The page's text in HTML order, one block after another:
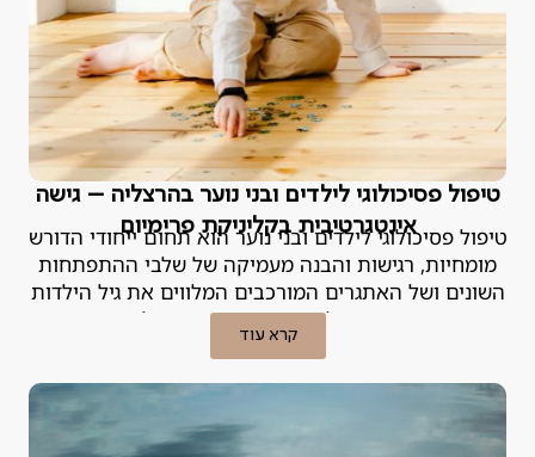
טיפול פסיכולוגי לילדים ובני נוער בהרצליה – גישה
אינטגרטיבית בקליניקת פרימיום
טיפול פסיכולוגי לילדים ובני נוער הוא תחום ייחודי הדורש
מומחיות, רגישות והבנה מעמיקה של שלבי ההתפתחות
השונים ושל האתגרים המורכבים המלווים את גיל הילדות
וההתבגרות. הפסיכולוגית האחראית במנטליקס מסבירה.
קרא עוד